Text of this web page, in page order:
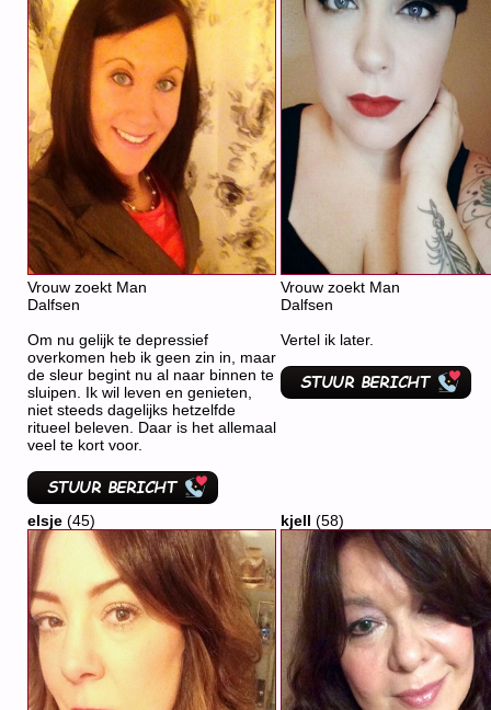
Vrouw zoekt Man
Dalfsen
Om nu gelijk te depressief
overkomen heb ik geen zin in, maar
de sleur begint nu al naar binnen te
sluipen. Ik wil leven en genieten,
niet steeds dagelijks hetzelfde
ritueel beleven. Daar is het allemaal
veel te kort voor.
Vrouw zoekt Man
Dalfsen
Vertel ik later.
elsje (45) kjell (58)